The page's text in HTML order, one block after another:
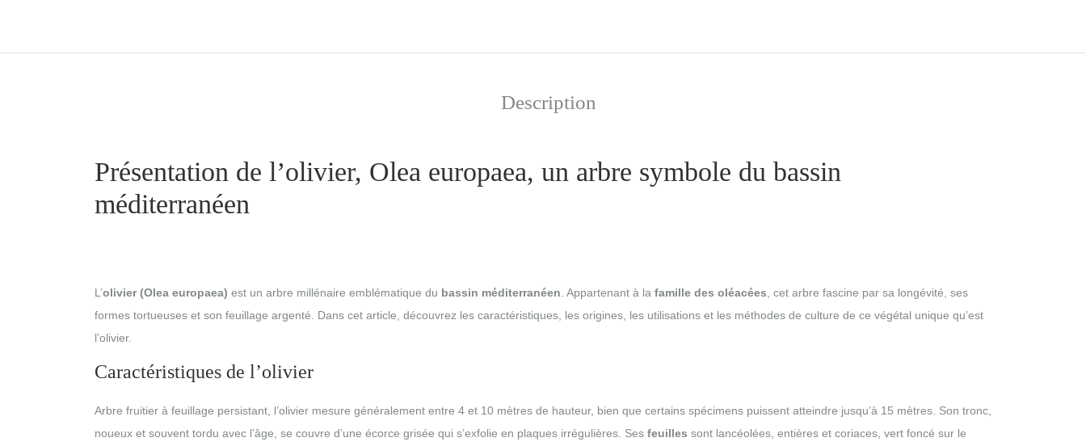
Description
Présentation de l’olivier, Olea europaea, un arbre symbole du bassin
méditerranéen
L’olivier (Olea europaea) est un arbre millénaire emblématique du bassin méditerranéen . Appartenant à la famille des oléacées , cet arbre fascine par sa longévité, ses
formes tortueuses et son feuillage argenté. Dans cet article, découvrez les caractéristiques, les origines, les utilisations et les méthodes de culture de ce végétal unique qu’est
l’olivier.
Caractéristiques de l’olivier
Arbre fruitier à feuillage persistant, l’olivier mesure généralement entre 4 et 10 mètres de hauteur, bien que certains spécimens puissent atteindre jusqu’à 15 mètres. Son tronc,
noueux et souvent tordu avec l’âge, se couvre d’une écorce grisée qui s’exfolie en plaques irrégulières. Ses feuilles sont lancéolées, entières et coriaces, vert foncé sur le